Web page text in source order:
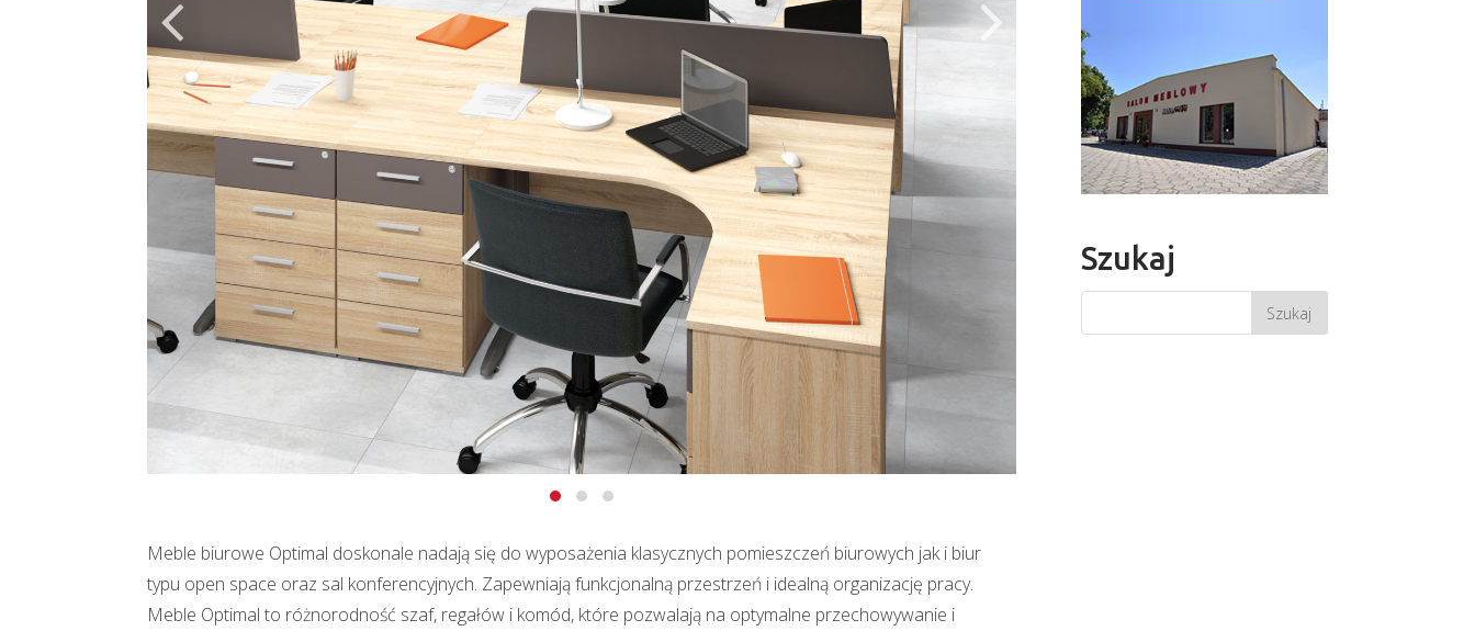
Meble biurowe Optimal doskonale nadają się do wyposażenia klasycznych pomieszczeń biurowych jak i biur
typu open space oraz sal konferencyjnych. Zapewniają funkcjonalną przestrzeń i idealną organizację pracy.
Meble Optimal to różnorodność szaf, regałów i komód, które pozwalają na optymalne przechowywanie i
Szukaj